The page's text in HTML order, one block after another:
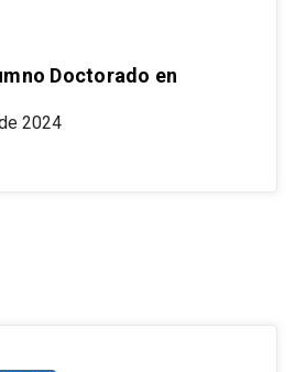
Doctorado en
2024